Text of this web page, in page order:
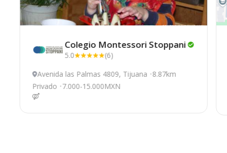
Colegio Montessori Stoppani
5.0
(6)
Avenida las Palmas 4809, Tijuana 8.87km
Privado 7.000-15.000MXN